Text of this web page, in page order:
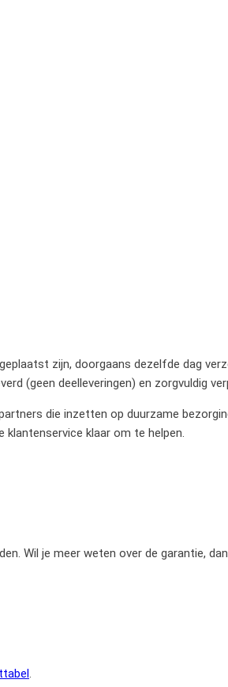
zijn, doorgaans dezelfde dag
(geen deelleveringen) en zorgvuldig
die inzetten op duurzame
klantenservice klaar om te helpen.
Wil je meer weten over de garantie,
.